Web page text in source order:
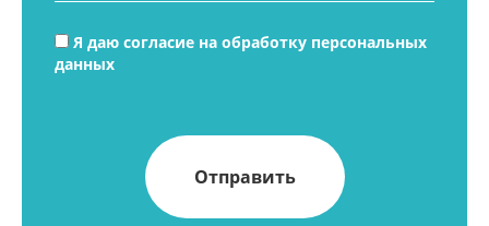
Я даю согласие на обработку персональных
данных